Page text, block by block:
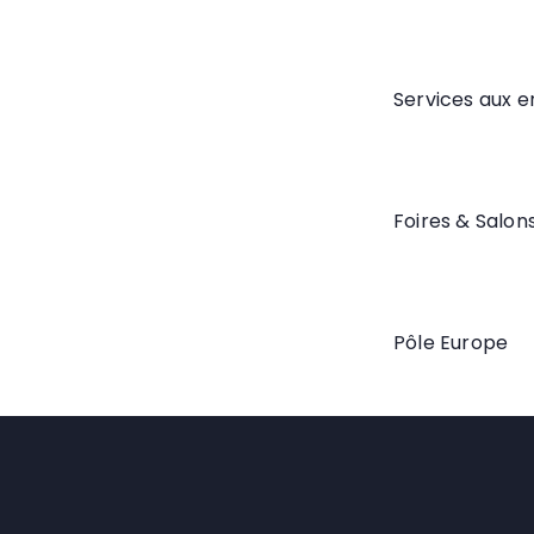
Services aux
Foires &
Pôle Europe